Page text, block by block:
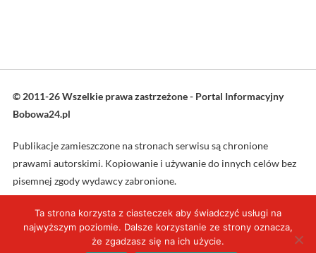
© 2011-26 Wszelkie prawa zastrzeżone - Portal Informacyjny
Bobowa24.pl
Publikacje zamieszczone na stronach serwisu są chronione
prawami autorskimi. Kopiowanie i używanie do innych celów bez
pisemnej zgody wydawcy zabronione.
Projekt oraz wykonanie: L4web.pl
Ta strona korzysta z ciasteczek aby świadczyć usługi na
najwyższym poziomie. Dalsze korzystanie ze strony oznacza,
że zgadzasz się na ich użycie.